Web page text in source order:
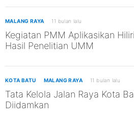
MALANG RAYA 11 bulan lalu
Kegiatan PMM Aplikasikan
Hasil Penelitian UMM
KOTA BATU MALANG RAYA 11 bulan lalu
Tata Kelola Jalan Raya Kota
Diidamkan